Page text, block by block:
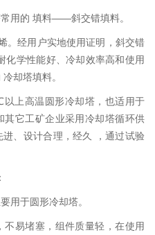
用的 填料——斜交错填料。
经用户实地使用证明，斜交错
化学性能好、冷却效率高和使用
却塔填料。
上高温圆形冷却塔，也适用于
它工矿企业采用冷却塔循环供
、设计合理，经久 ，通过试验
于圆形冷却塔。
易堵塞，组件质量轻，在使用